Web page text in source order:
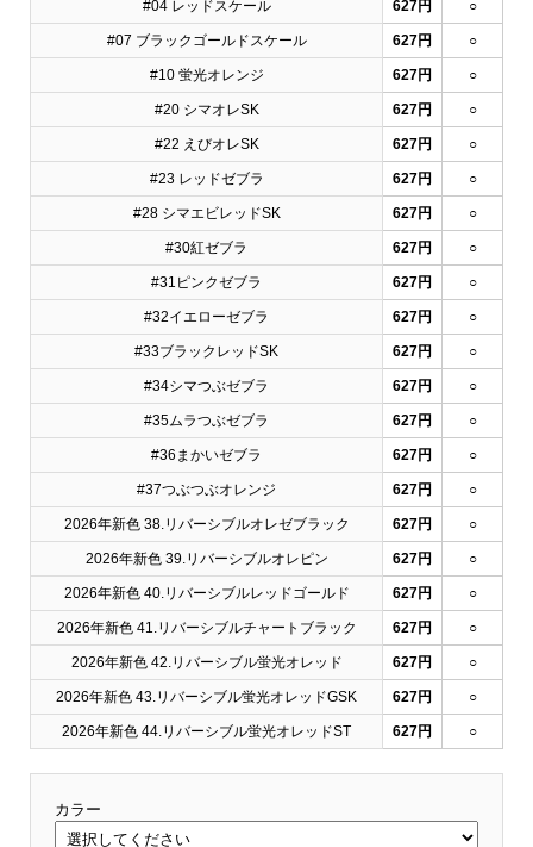
#04 レッドスケール 627円 ○
#07 ブラックゴールドスケール 627円 ○
#10 蛍光オレンジ 627円 ○
#20 シマオレSK 627円 ○
#22 えびオレSK 627円 ○
#23 レッドゼブラ 627円 ○
#28 シマエビレッドSK 627円 ○
#30紅ゼブラ 627円 ○
#31ピンクゼブラ 627円 ○
#32イエローゼブラ 627円 ○
#33ブラックレッドSK 627円 ○
#34シマつぶゼブラ 627円 ○
#35ムラつぶゼブラ 627円 ○
#36まかいゼブラ 627円 ○
#37つぶつぶオレンジ 627円 ○
2026年新色 38.リバーシブルオレゼブラック 627円 ○
2026年新色 39.リバーシブルオレピン 627円 ○
2026年新色 40.リバーシブルレッドゴールド 627円 ○
2026年新色 41.リバーシブルチャートブラック 627円 ○
2026年新色 42.リバーシブル蛍光オレッド 627円 ○
2026年新色 43.リバーシブル蛍光オレッドGSK 627円 ○
2026年新色 44.リバーシブル蛍光オレッドST 627円 ○
カラー